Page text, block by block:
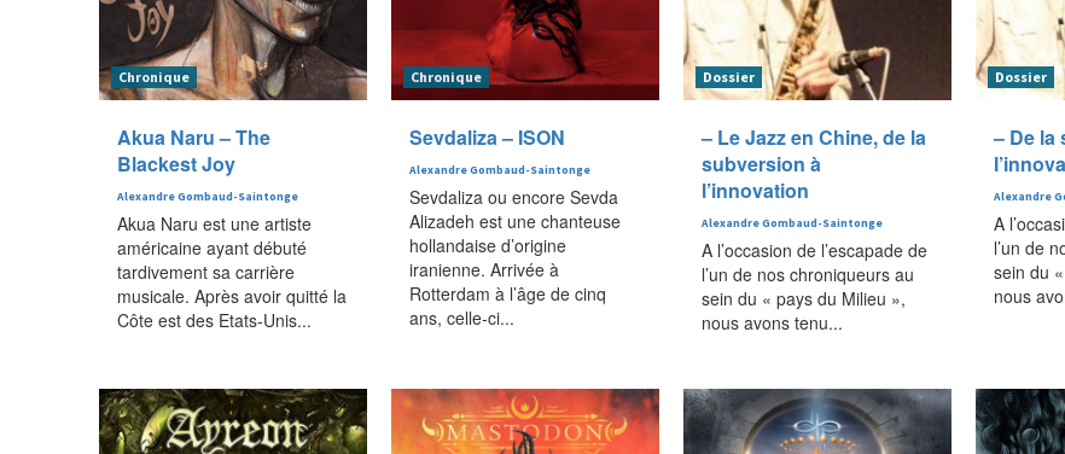
Chronique
Akua Naru – The
Blackest Joy
Alexandre Gombaud-Saintonge
Akua Naru est une artiste
américaine ayant débuté
tardivement sa carrière
musicale. Après avoir quitté la
Côte est des Etats-Unis...
Chronique
Sevdaliza – ISON
Alexandre Gombaud-Saintonge
Sevdaliza ou encore Sevda
Alizadeh est une chanteuse
hollandaise d’origine
iranienne. Arrivée à
Rotterdam à l’âge de cinq
ans, celle-ci...
Dossier
– Le Jazz en Chine, de la
subversion à
l’innovation
Alexandre Gombaud-Saintonge
A l’occasion de l’escapade de
l’un de nos chroniqueurs au
sein du « pays du Milieu »,
nous avons tenu...
Dossier
– De la
Alexandre
A
l’un de
sein du
nous